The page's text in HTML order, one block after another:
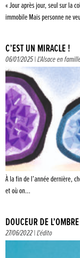
« Jour après jour, seul sur la
immobile Mais personne ne
C’EST UN MIRACLE !
06/01/2025 |L'Alsace en
À la fin de l’année dernière,
et où on…
DOUCEUR DE L’OMBRE
27/06/2022 |L'édito